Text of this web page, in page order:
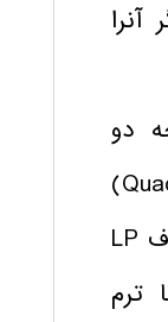
آنرا
دو
(Quadratic Programming (QP))
، که در این حالت تابع هدف LP
ترم